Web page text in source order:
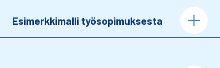
Esimerkkimalli työsopimuksesta